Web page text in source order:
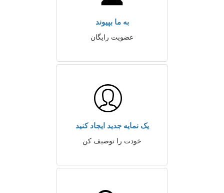
به ما بپیوند
عضویت رایگان
یک نمایه جدید ایجاد کنید
خودت را توصیف کن